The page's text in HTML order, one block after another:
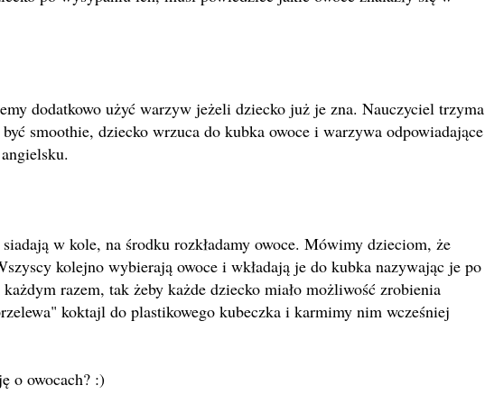
dodatkowo użyć warzyw jeżeli dziecko już je zna. Nauczyciel trzyma
smoothie, dziecko wrzuca do kubka owoce i warzywa odpowiadające
w kole, na środku rozkładamy owoce. Mówimy dzieciom, że
kolejno wybierają owoce i wkładają je do kubka nazywając je po
razem, tak żeby każde dziecko miało możliwość zrobienia
koktajl do plastikowego kubeczka i karmimy nim wcześniej
o owocach? :)